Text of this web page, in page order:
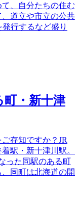
、自分たちの住む
道立や市立の公共
行するなど盛り
町・新十津
存知ですか？JR
駅・新十津川駅。
った同駅のある町
同町は北海道の開